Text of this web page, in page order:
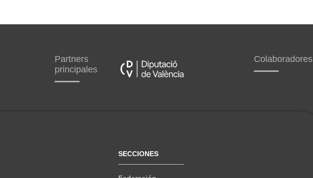
Partners
principales
Colaboradores
SECCIONES